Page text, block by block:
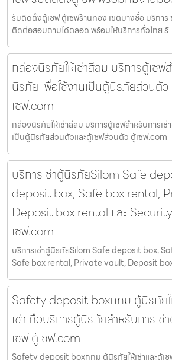
รับติดตั้งตู้เซฟ ตู้เซฟร้านทอง เขตบางซื่อ บริกา
ติดต่อสอบถามได้ตลอด พร้อมให้บริการทั่วไทย รั
กล่องนิรภัยให้เช่าสีลม บริการตู้เซฟ
นิรภัย เพื่อใช้งานเป็นตู้นิรภัยส่วนตั
เซฟ.com
กล่องนิรภัยให้เช่าสีลม บริการตู้เซฟสำหรับการเช่
เป็นตู้นิรภัยส่วนตัวและตู้เซฟส่วนตัว ตู้เซฟ.com
บริการเช่าตู้นิรภัยSilom Safe
deposit box, Safe box rental,
Deposit box rental และ
เซฟ.com
บริการเช่าตู้นิรภัยSilom Safe deposit box,
Safe box rental, Private vault, Deposit
Safety deposit boxกทม ตู้นิรภัยใ
เช่า คือบริการตู้นิรภัยสำหรับการเช่
เซฟ ตู้เซฟ.com
Safety deposit boxกทม ตู้นิรภัยให้เช่าและตู้เซ